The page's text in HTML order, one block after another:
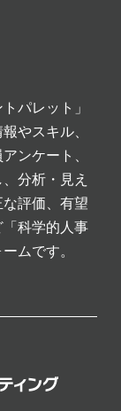
パレット」
やスキル、
ンケート、
分析・見え
評価、有望
「科学的人事
ムです。